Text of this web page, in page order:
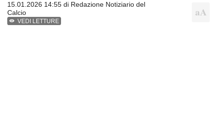
15.01.2026 14:55 di Redazione Notiziario del
Calcio
VEDI LETTURE